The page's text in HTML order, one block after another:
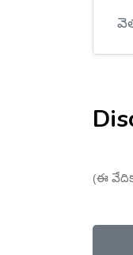
(ఈ